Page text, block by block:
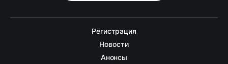
Регистрация
Новости
Анонсы